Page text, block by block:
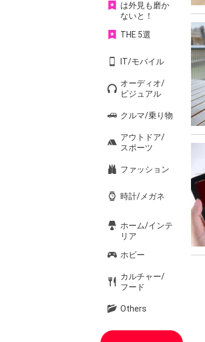
は外見も磨か
ないと！
THE 5選
IT/モバイル
オーディオ/
ビジュアル
クルマ/乗り物
アウトドア/
スポーツ
ファッション
時計/メガネ
ホーム/インテ
リア
ホビー
カルチャー/
フード
Others